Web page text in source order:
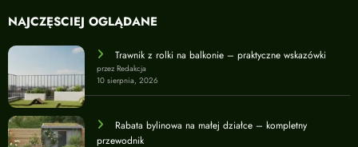
NAJCZĘŚCIEJ OGLĄDANE
Trawnik z rolki na balkonie – praktyczne wskazówki
przez Redakcja
10 sierpnia, 2026
Rabata bylinowa na małej działce – kompletny
przewodnik